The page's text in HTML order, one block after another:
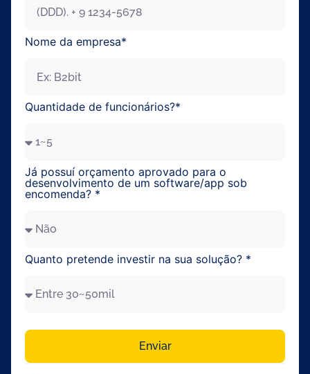
Nome da empresa*
Quantidade de funcionários?*
Já possuí orçamento aprovado para o
desenvolvimento de um software/app sob
encomenda? *
Quanto pretende investir na sua solução? *
Enviar